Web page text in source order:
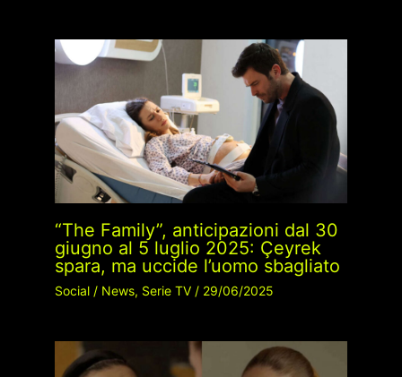
“The Family”, anticipazioni dal 30
giugno al 5 luglio 2025: Çeyrek
spara, ma uccide l’uomo sbagliato
Social/ News, Serie TV/ 29/06/2025